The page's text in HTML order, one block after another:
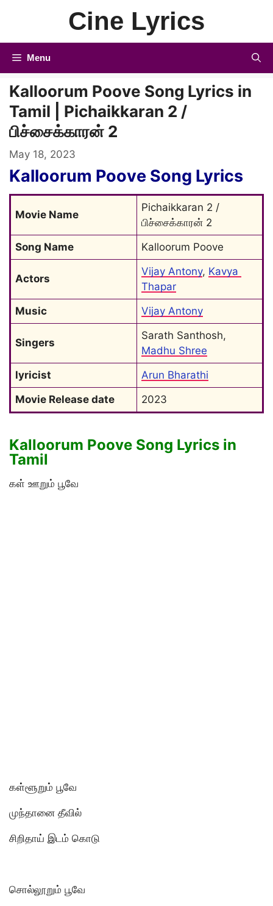
Cine Lyrics
Menu
Kalloorum Poove Song Lyrics in
Tamil | Pichaikkaran 2 /
பிச்சைக்காரன் 2
May 18, 2023
Kalloorum Poove Song Lyrics
Movie Name
Pichaikkaran 2 /
பிச்சைக்காரன் 2
Song Name
Kalloorum Poove
Actors
Vijay Antony, Kavya
Thapar
Music
Vijay Antony
Singers
Madhu Shree
lyricist
Arun Bharathi
Movie Release date
2023
Kalloorum Poove Song Lyrics in
Tamil
கள் ஊறும் பூவே
கள்ளூறும் பூவே
முந்தானை தீவில்
சிறிதாய் இடம் கொடு
சொல்லூறும் பூவே